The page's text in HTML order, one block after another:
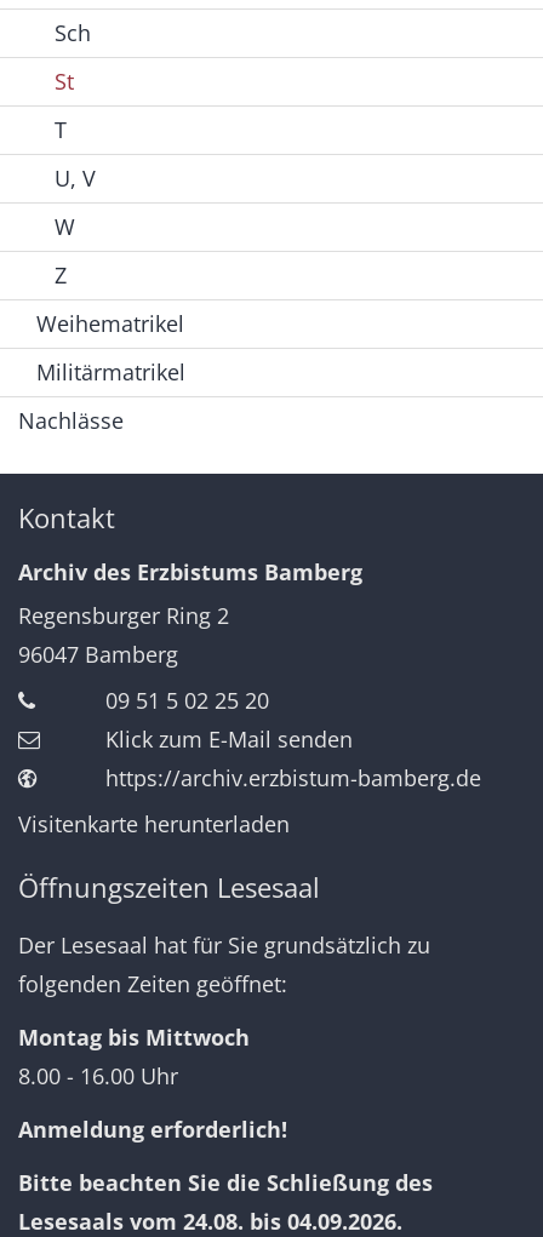
Sch
St
T
U, V
W
Z
Weihematrikel
Militärmatrikel
Nachlässe
Kontakt
Archiv des Erzbistums Bamberg
Regensburger Ring 2
96047 Bamberg
09 51 5 02 25 20
Klick zum E-Mail senden
https://archiv.erzbistum-bamberg.de
Visitenkarte herunterladen
Öffnungszeiten Lesesaal
Der Lesesaal hat für Sie grundsätzlich zu
folgenden Zeiten geöffnet:
Montag bis Mittwoch
8.00 - 16.00 Uhr
Anmeldung erforderlich!
Bitte beachten Sie die Schließung des
Lesesaals vom 24.08. bis 04.09.2026.